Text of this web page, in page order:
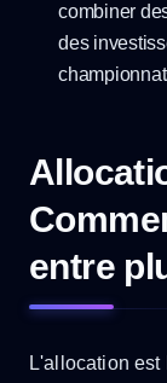
combiner
des
entre
L'allocation